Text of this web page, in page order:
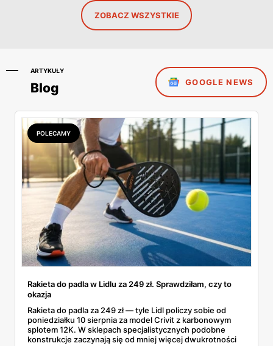
ZOBACZ WSZYSTKIE
ARTYKUŁY
Blog GOOGLE NEWS
POLECAMY
Rakieta do padla w Lidlu za 249 zł. Sprawdziłam, czy to
okazja
Rakieta do padla za 249 zł — tyle Lidl policzy sobie od
poniedziałku 10 sierpnia za model Crivit z karbonowym
splotem 12K. W sklepach specjalistycznych podobne
konstrukcje zaczynają się od mniej więcej dwukrotności